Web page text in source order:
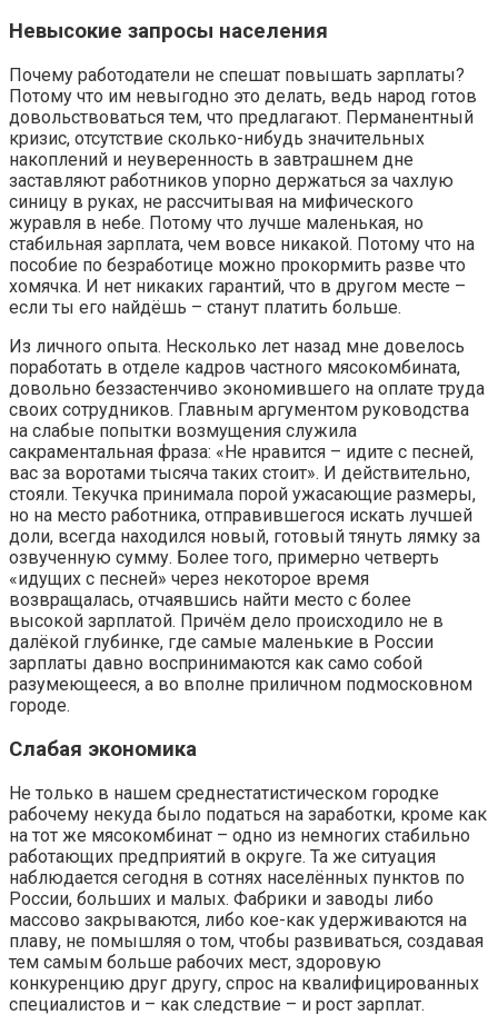
Невысокие запросы населения
Почему работодатели не спешат повышать зарплаты?
Потому что им невыгодно это делать, ведь народ готов
довольствоваться тем, что предлагают. Перманентный
кризис, отсутствие сколько-нибудь значительных
накоплений и неуверенность в завтрашнем дне
заставляют работников упорно держаться за чахлую
синицу в руках, не рассчитывая на мифического
журавля в небе. Потому что лучше маленькая, но
стабильная зарплата, чем вовсе никакой. Потому что на
пособие по безработице можно прокормить разве что
хомячка. И нет никаких гарантий, что в другом месте –
если ты его найдёшь – станут платить больше.
Из личного опыта. Несколько лет назад мне довелось
поработать в отделе кадров частного мясокомбината,
довольно беззастенчиво экономившего на оплате труда
своих сотрудников. Главным аргументом руководства
на слабые попытки возмущения служила
сакраментальная фраза: «Не нравится – идите с песней,
вас за воротами тысяча таких стоит». И действительно,
стояли. Текучка принимала порой ужасающие размеры,
но на место работника, отправившегося искать лучшей
доли, всегда находился новый, готовый тянуть лямку за
озвученную сумму. Более того, примерно четверть
«идущих с песней» через некоторое время
возвращалась, отчаявшись найти место с более
высокой зарплатой. Причём дело происходило не в
далёкой глубинке, где самые маленькие в России
зарплаты давно воспринимаются как само собой
разумеющееся, а во вполне приличном подмосковном
городе.
Слабая экономика
Не только в нашем среднестатистическом городке
рабочему некуда было податься на заработки, кроме как
на тот же мясокомбинат – одно из немногих стабильно
работающих предприятий в округе. Та же ситуация
наблюдается сегодня в сотнях населённых пунктов по
России, больших и малых. Фабрики и заводы либо
массово закрываются, либо кое-как удерживаются на
плаву, не помышляя о том, чтобы развиваться, создавая
тем самым больше рабочих мест, здоровую
конкуренцию друг другу, спрос на квалифицированных
специалистов и – как следствие – и рост зарплат.